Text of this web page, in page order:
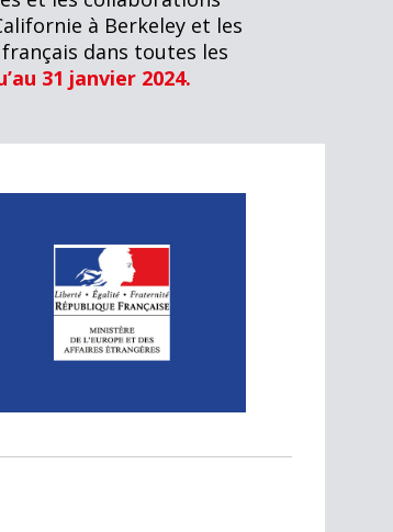
à Berkeley et les
dans toutes les
31 janvier 2024.